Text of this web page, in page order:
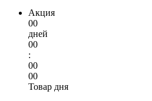
Акция
00
дней
00
:
00
00
Товар дня